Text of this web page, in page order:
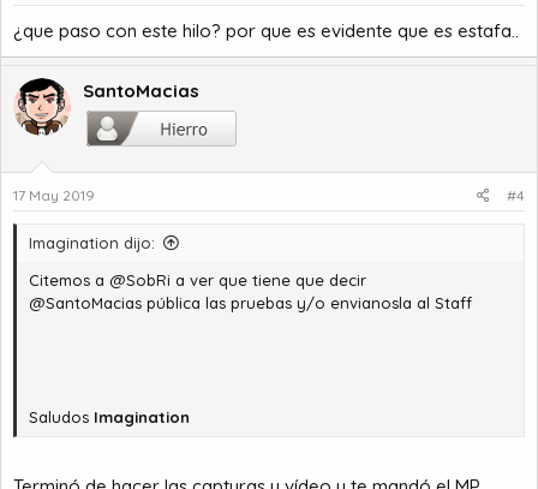
¿que paso con este hilo? por que es evidente que es estafa..
SantoMacias
17 May 2019 #4
Imagination dijo:
Citemos a @SobRi a ver que tiene que decir
@SantoMacias pública las pruebas y/o envianosla al Staff
Saludos Imagination